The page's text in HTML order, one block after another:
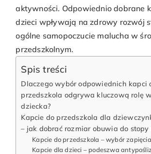
aktywności. Odpowiednio dobrane
dzieci wpływają na zdrowy rozwój
ogólne samopoczucie malucha w
przedszkolnym.
Spis treści
Dlaczego wybór odpowiednich kapci
przedszkola odgrywa kluczową rolę
dziecka?
Kapcie do przedszkola dla
– jak dobrać rozmiar obuwia do stopy
Kapcie do przedszkola – wybór zapięcia
Kapcie dla dzieci – podeszwa